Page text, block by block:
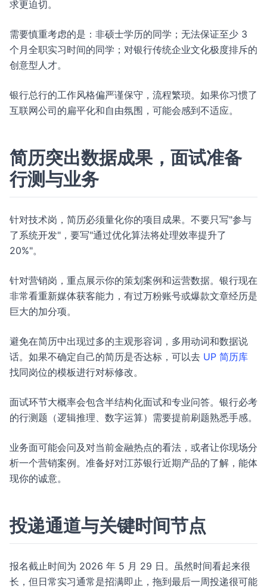
求更迫切。
需要慎重考虑的是：非硕士学历的同学；无法保证至少 3
个月全职实习时间的同学；对银行传统企业文化极度排斥的
创意型人才。
银行总行的工作风格偏严谨保守，流程繁琐。如果你习惯了
互联网公司的扁平化和自由氛围，可能会感到不适应。
简历突出数据成果，面试准备
行测与业务
针对技术岗，简历必须量化你的项目成果。不要只写"参与
了系统开发"，要写"通过优化算法将处理效率提升了
20%"。
针对营销岗，重点展示你的策划案例和运营数据。银行现在
非常看重新媒体获客能力，有过万粉账号或爆款文章经历是
巨大的加分项。
避免在简历中出现过多的主观形容词，多用动词和数据说
话。如果不确定自己的简历是否达标，可以去 UP 简历库
找同岗位的模板进行对标修改。
面试环节大概率会包含半结构化面试和专业问答。银行必考
的行测题（逻辑推理、数字运算）需要提前刷题熟悉手感。
业务面可能会问及对当前金融热点的看法，或者让你现场分
析一个营销案例。准备好对江苏银行近期产品的了解，能体
现你的诚意。
投递通道与关键时间节点
报名截止时间为 2026 年 5 月 29 日。虽然时间看起来很
长，但日常实习通常是招满即止，拖到最后一周投递很可能